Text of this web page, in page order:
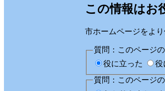
この情報はお
市ホームページをよ
質問：このページ
役に立った
役
質問：このページ